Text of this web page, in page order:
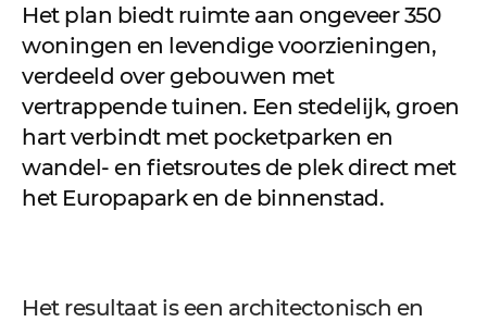
Het plan biedt ruimte aan ongeveer 350
woningen en levendige voorzieningen,
verdeeld over gebouwen met
vertrappende tuinen. Een stedelijk, groen
hart verbindt met pocketparken en
wandel- en fietsroutes de plek direct met
het Europapark en de binnenstad.
Het resultaat is een architectonisch en